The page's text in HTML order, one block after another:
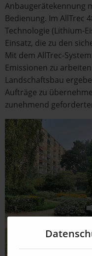
Anbaugerätekennung
Bedienung. Im AllTrec
Technologie (Lithium-
Einsatz, die zu den
Mit dem AllTrec-
Emissionen zu
Landschaftsbau
Aufträge zu
zunehmend